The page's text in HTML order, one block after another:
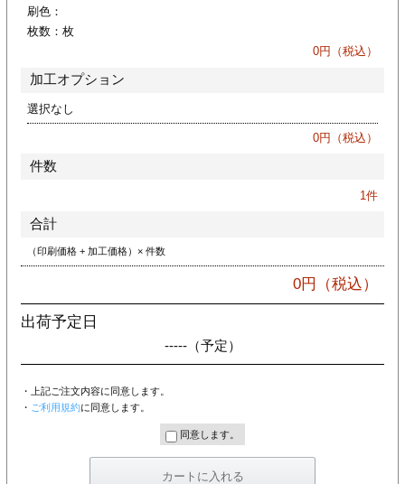
刷色：
枚数： 枚
0円（税込）
加工オプション
選択なし
0円（税込）
件数
1件
合計
（印刷価格 + 加工価格）× 件数
0円（税込）
出荷予定日
-----（予定）
・上記ご注文内容に同意します。
・ ご利用規約に同意します。
同意します。